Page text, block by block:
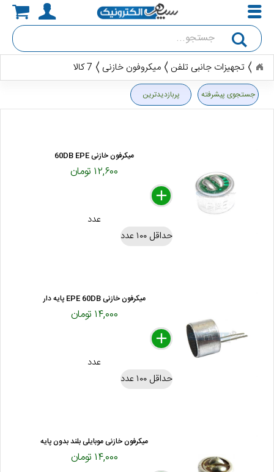
جستجو
تجهیزات جانبی تلفن میکروفون خازنی 7 کالا
جستجوی پیشرفته پربازدیدترین
میکرفون خازنی 60DB EPE
۱۲,۶۰۰ تومان
delete
remove
add
عدد
حداقل ۱۰۰ عدد
میکرفون خازنی EPE 60DB پایه دار
۱۴,۰۰۰ تومان
delete
remove
add
عدد
حداقل ۱۰۰ عدد
میکرفون خازنی موبایلی بلند بدون پایه
۱۴,۰۰۰ تومان